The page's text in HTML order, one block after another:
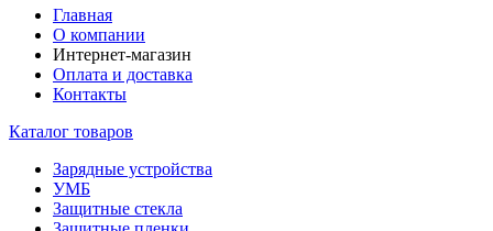
Главная
О компании
Интернет-магазин
Оплата и доставка
Контакты
Каталог товаров
Зарядные устройства
УМБ
Защитные стекла